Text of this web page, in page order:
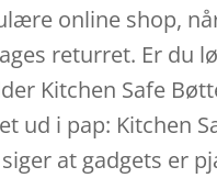
online shop,
returret. Er du
Kitchen Safe
ud i pap: Kitchen
at gadgets er